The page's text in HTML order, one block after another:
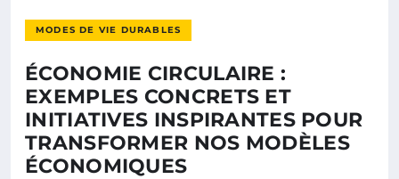
MODES DE VIE DURABLES
ÉCONOMIE CIRCULAIRE :
EXEMPLES CONCRETS ET
INITIATIVES INSPIRANTES POUR
TRANSFORMER NOS MODÈLES
ÉCONOMIQUES